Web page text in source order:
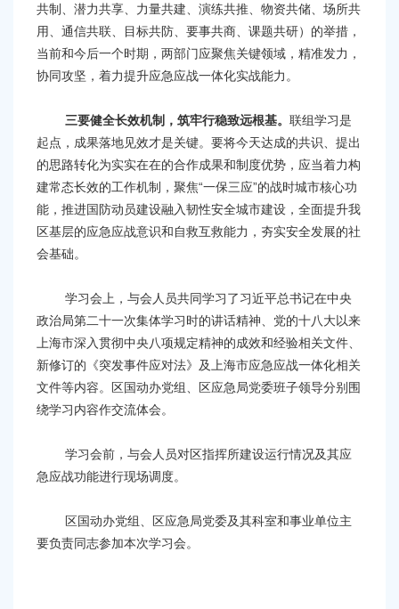
共制、潜力共享、力量共建、演练共推、物资共储、场所共
用、通信共联、目标共防、要事共商、课题共研）的举措，
当前和今后一个时期，两部门应聚焦关键领域，精准发力，
协同攻坚，着力提升应急应战一体化实战能力。
三要健全长效机制，筑牢行稳致远根基。 联组学习是
起点，成果落地见效才是关键。要将今天达成的共识、提出
的思路转化为实实在在的合作成果和制度优势，应当着力构
建常态长效的工作机制，聚焦“一保三应”的战时城市核心功
能，推进国防动员建设融入韧性安全城市建设，全面提升我
区基层的应急应战意识和自救互救能力，夯实安全发展的社
会基础。
学习会上，与会人员共同学习了习近平总书记在中央
政治局第二十一次集体学习时的讲话精神、党的十八大以来
上海市深入贯彻中央八项规定精神的成效和经验相关文件、
新修订的《突发事件应对法》及上海市应急应战一体化相关
文件等内容。区国动办党组、区应急局党委班子领导分别围
绕学习内容作交流体会。
学习会前，与会人员对区指挥所建设运行情况及其应
急应战功能进行现场调度。
区国动办党组、区应急局党委及其科室和事业单位主
要负责同志参加本次学习会。